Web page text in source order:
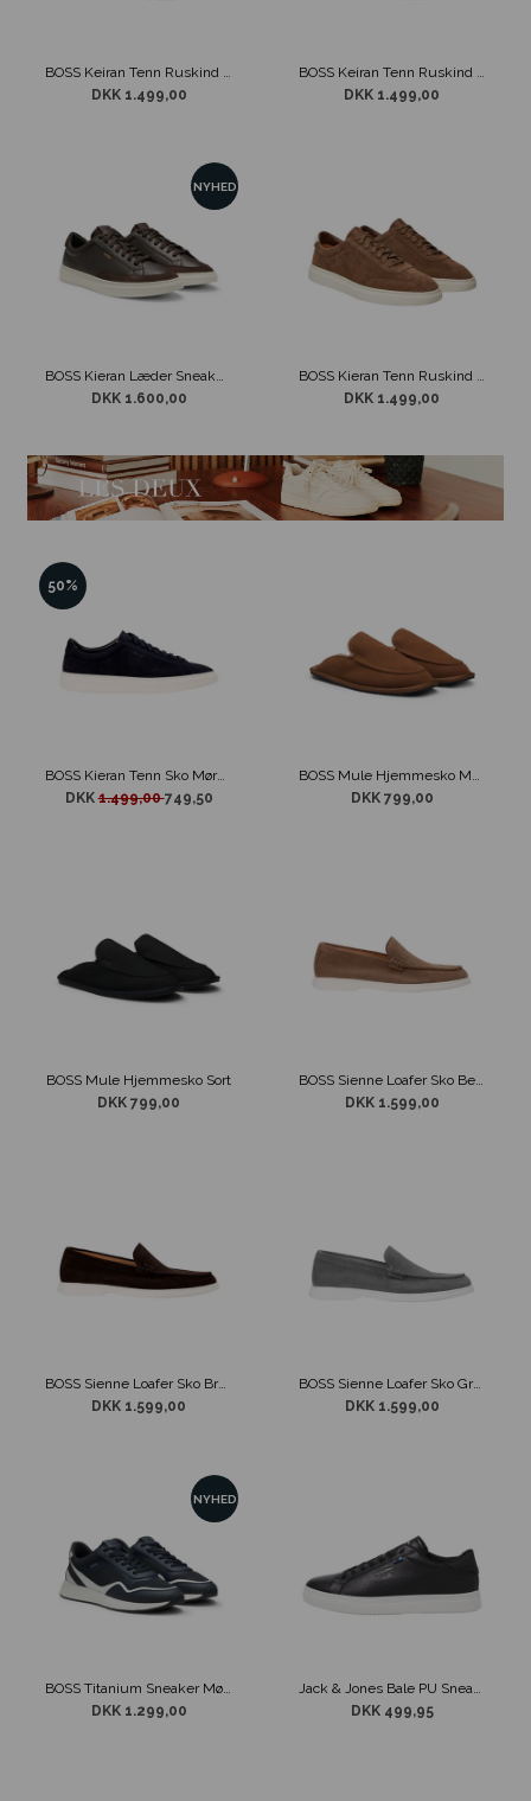
DKK 1.499,00
DKK 1.499,00
NYHED
BOSS Kieran Læder Sneakers Brun
DKK 1.600,00
BOSS Kieran Tenn Ruskind Sneaker Brun
DKK 1.499,00
50%
BOSS Kieran Tenn Sko Mørkeblå
DKK1.499,00749,50
BOSS Mule Hjemmesko Mørke Brun
DKK 799,00
BOSS Mule Hjemmesko Sort
DKK 799,00
BOSS Sienne Loafer Sko Beige
DKK 1.599,00
BOSS Sienne Loafer Sko Brun
DKK 1.599,00
BOSS Sienne Loafer Sko Grøn
DKK 1.599,00
NYHED
BOSS Titanium Sneaker Mørkeblå
DKK 1.299,00
Jack & Jones Bale PU Sneaker Antracite
DKK 499,95